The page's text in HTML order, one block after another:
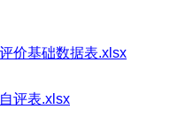
价基础数据表.xlsx
评表.xlsx